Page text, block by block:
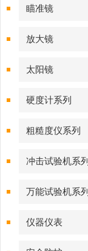
瞄准镜
放大镜
太阳镜
硬度计系列
粗糙度仪系列
冲击试验机系列
万能试验机系列
仪器仪表